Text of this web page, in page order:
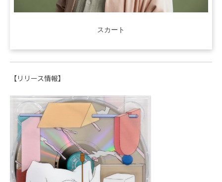
スカート
【リリース情報】